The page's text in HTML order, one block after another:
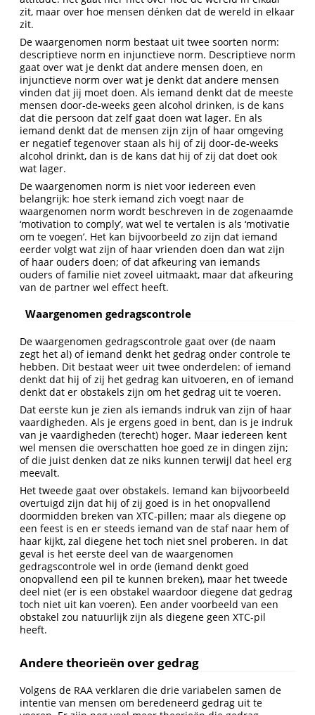
zit, maar over hoe mensen dénken dat de wereld in elkaar
zit.
De waargenomen norm bestaat uit twee soorten norm:
descriptieve norm en injunctieve norm. Descriptieve norm
gaat over wat je denkt dat andere mensen doen, en
injunctieve norm over wat je denkt dat andere mensen
vinden dat jij moet doen. Als iemand denkt dat de meeste
mensen door-de-weeks geen alcohol drinken, is de kans
dat die persoon dat zelf gaat doen wat lager. En als
iemand denkt dat de mensen zijn zijn of haar omgeving
er negatief tegenover staan als hij of zij door-de-weeks
alcohol drinkt, dan is de kans dat hij of zij dat doet ook
wat lager.
De waargenomen norm is niet voor iedereen even
belangrijk: hoe sterk iemand zich voegt naar de
waargenomen norm wordt beschreven in de zogenaamde
‘motivation to comply’, wat wel te vertalen is als ‘motivatie
om te voegen’. Het kan bijvoorbeeld zo zijn dat iemand
eerder volgt wat zijn of haar vrienden doen dan wat zijn
of haar ouders doen; of dat afkeuring van iemands
ouders of familie niet zoveel uitmaakt, maar dat afkeuring
van de partner wel effect heeft.
Waargenomen gedragscontrole
De waargenomen gedragscontrole gaat over (de naam
zegt het al) of iemand denkt het gedrag onder controle te
hebben. Dit bestaat weer uit twee onderdelen: of iemand
denkt dat hij of zij het gedrag kan uitvoeren, en of iemand
denkt dat er obstakels zijn om het gedrag uit te voeren.
Dat eerste kun je zien als iemands indruk van zijn of haar
vaardigheden. Als je ergens goed in bent, dan is je indruk
van je vaardigheden (terecht) hoger. Maar iedereen kent
wel mensen die overschatten hoe goed ze in dingen zijn;
of die juist denken dat ze niks kunnen terwijl dat heel erg
meevalt.
Het tweede gaat over obstakels. Iemand kan bijvoorbeeld
overtuigd zijn dat hij of zij goed is in het onopvallend
doormidden breken van XTC-pillen; maar als diegene op
een feest is en er steeds iemand van de staf naar hem of
haar kijkt, zal diegene het toch niet snel proberen. In dat
geval is het eerste deel van de waargenomen
gedragscontrole wel in orde (iemand denkt goed
onopvallend een pil te kunnen breken), maar het tweede
deel niet (er is een obstakel waardoor diegene dat gedrag
toch niet uit kan voeren). Een ander voorbeeld van een
obstakel zou natuurlijk zijn als diegene geen XTC-pil
heeft.
Andere theorieën over gedrag
Volgens de RAA verklaren die drie variabelen samen de
intentie van mensen om beredeneerd gedrag uit te